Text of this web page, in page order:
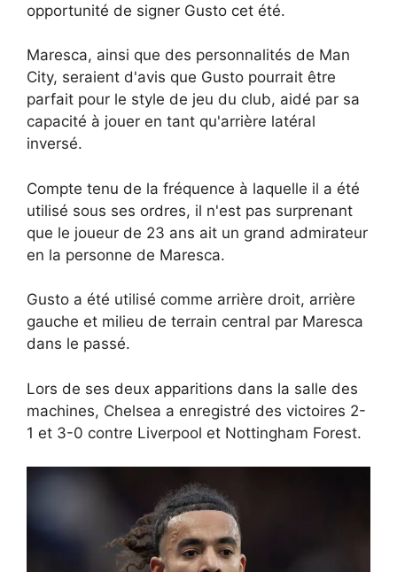
opportunité de signer Gusto cet été.
Maresca, ainsi que des personnalités de Man
City, seraient d'avis que Gusto pourrait être
parfait pour le style de jeu du club, aidé par sa
capacité à jouer en tant qu'arrière latéral
inversé.
Compte tenu de la fréquence à laquelle il a été
utilisé sous ses ordres, il n'est pas surprenant
que le joueur de 23 ans ait un grand admirateur
en la personne de Maresca.
Gusto a été utilisé comme arrière droit, arrière
gauche et milieu de terrain central par Maresca
dans le passé.
Lors de ses deux apparitions dans la salle des
machines, Chelsea a enregistré des victoires 2-
1 et 3-0 contre Liverpool et Nottingham Forest.